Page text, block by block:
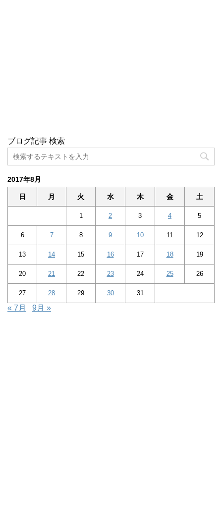
ブログ記事 検索
2017年8月
日 月 火 水 木 金 土
1 2 3 4 5
6 7 8 9 10 11 12
13 14 15 16 17 18 19
20 21 22 23 24 25 26
27 28 29 30 31
« 7月 9月 »